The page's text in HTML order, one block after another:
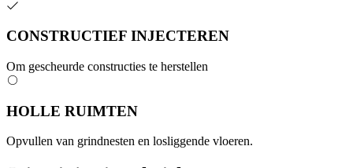
CONSTRUCTIEF INJECTEREN
Om gescheurde constructies te herstellen
HOLLE RUIMTEN
Opvullen van grindnesten en losliggende vloeren.